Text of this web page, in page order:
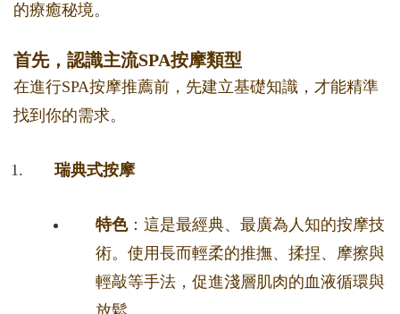
的療癒秘境。
首先，認識主流SPA按摩類型
在進行SPA按摩推薦前，先建立基礎知識，才能精準
找到你的需求。
瑞典式按摩
特色：這是最經典、最廣為人知的按摩技
術。使用長而輕柔的推撫、揉捏、摩擦與
輕敲等手法，促進淺層肌肉的血液循環與